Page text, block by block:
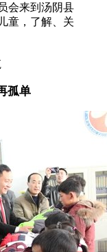
会来到汤阴县
童，了解、关
孤单